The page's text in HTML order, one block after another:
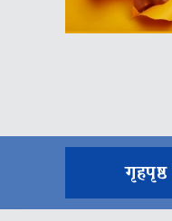
गृहपृष्ठ